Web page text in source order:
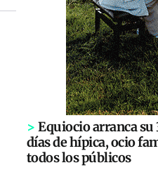
> Equiocio arranca
días de hípica, ocio
todos los públicos